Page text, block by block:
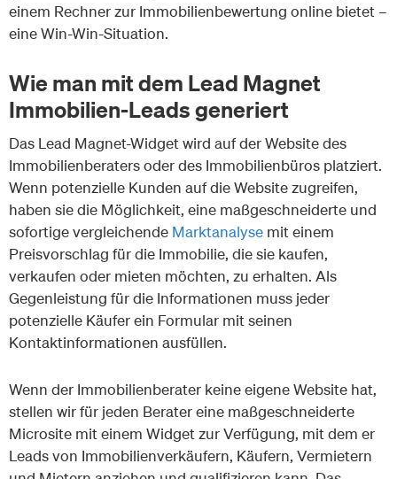
einem Rechner zur Immobilienbewertung online bietet –
eine Win-Win-Situation.
Wie man mit dem Lead Magnet
Immobilien-Leads generiert
Das Lead Magnet-Widget wird auf der Website des
Immobilienberaters oder des Immobilienbüros platziert.
Wenn potenzielle Kunden auf die Website zugreifen,
haben sie die Möglichkeit, eine maßgeschneiderte und
sofortige vergleichende Marktanalyse mit einem
Preisvorschlag für die Immobilie, die sie kaufen,
verkaufen oder mieten möchten, zu erhalten. Als
Gegenleistung für die Informationen muss jeder
potenzielle Käufer ein Formular mit seinen
Kontaktinformationen ausfüllen.
Wenn der Immobilienberater keine eigene Website hat,
stellen wir für jeden Berater eine maßgeschneiderte
Microsite mit einem Widget zur Verfügung, mit dem er
Leads von Immobilienverkäufern, Käufern, Vermietern